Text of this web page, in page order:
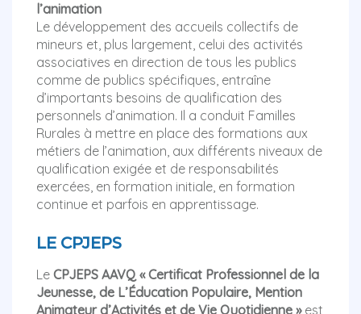
l’animation
Le développement des accueils collectifs de
mineurs et, plus largement, celui des activités
associatives en direction de tous les publics
comme de publics spécifiques, entraîne
d’importants besoins de qualification des
personnels d’animation. Il a conduit Familles
Rurales à mettre en place des formations aux
métiers de l’animation, aux différents niveaux de
qualification exigée et de responsabilités
exercées, en formation initiale, en formation
continue et parfois en apprentissage.
LE CPJEPS
Le CPJEPS AAVQ « Certificat Professionnel de la
Jeunesse, de L’Éducation Populaire, Mention
Animateur d’Activités et de Vie Quotidienne »est